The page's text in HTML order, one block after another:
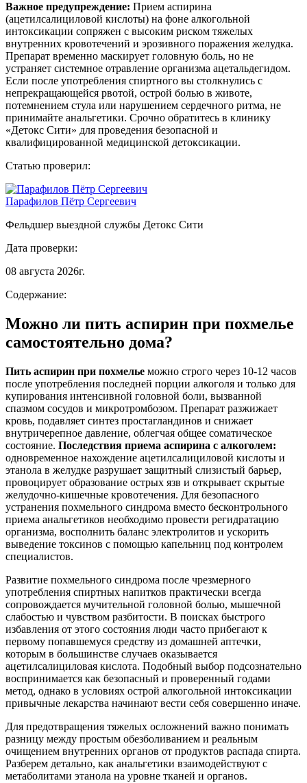
Важное предупреждение: Прием аспирина
(ацетилсалициловой кислоты) на фоне алкогольной
интоксикации сопряжен с высоким риском тяжелых
внутренних кровотечений и эрозивного поражения желудка.
Препарат временно маскирует головную боль, но не
устраняет системное отравление организма ацетальдегидом.
Если после употребления спиртного вы столкнулись с
непрекращающейся рвотой, острой болью в животе,
потемнением стула или нарушением сердечного ритма, не
принимайте анальгетики. Срочно обратитесь в клинику
«Детокс Сити» для проведения безопасной и
квалифицированной медицинской детоксикации.
Статью проверил:
Парафилов Пётр Сергеевич
Фельдшер выездной службы Детокс Сити
Дата проверки:
08 августа 2026г.
Содержание:
Можно ли пить аспирин при похмелье
самостоятельно дома?
Пить аспирин при похмелье можно строго через 10-12 часов
после употребления последней порции алкоголя и только для
купирования интенсивной головной боли, вызванной
спазмом сосудов и микротромбозом. Препарат разжижает
кровь, подавляет синтез простагландинов и снижает
внутричерепное давление, облегчая общее соматическое
состояние. Последствия приема аспирина с алкоголем:
одновременное нахождение ацетилсалициловой кислоты и
этанола в желудке разрушает защитный слизистый барьер,
провоцирует образование острых язв и открывает скрытые
желудочно-кишечные кровотечения. Для безопасного
устранения похмельного синдрома вместо бесконтрольного
приема анальгетиков необходимо провести регидратацию
организма, восполнить баланс электролитов и ускорить
выведение токсинов с помощью капельниц под контролем
специалистов.
Развитие похмельного синдрома после чрезмерного
употребления спиртных напитков практически всегда
сопровождается мучительной головной болью, мышечной
слабостью и чувством разбитости. В поисках быстрого
избавления от этого состояния люди часто прибегают к
первому попавшемуся средству из домашней аптечки,
которым в большинстве случаев оказывается
ацетилсалициловая кислота. Подобный выбор подсознательно
воспринимается как безопасный и проверенный годами
метод, однако в условиях острой алкогольной интоксикации
привычные лекарства начинают вести себя совершенно иначе.
Для предотвращения тяжелых осложнений важно понимать
разницу между простым обезболиванием и реальным
очищением внутренних органов от продуктов распада спирта.
Разберем детально, как анальгетики взаимодействуют с
метаболитами этанола на уровне тканей и органов.